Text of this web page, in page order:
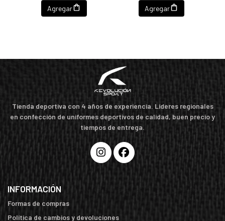
Agregar Agregar
Tienda deportiva con 4 años de experiencia. Líderes regionales
en confección de uniformes deportivos de calidad, buen precio y
tiempos de entrega.
INFORMACIÓN
Formas de compras
Política de cambios y devoluciones